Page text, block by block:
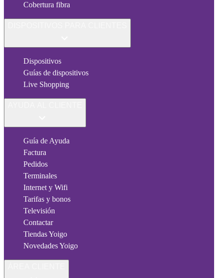
Cobertura fibra
Dispositivos
Guías de dispositivos
Live Shopping
Guía de Ayuda
Factura
Pedidos
Terminales
Internet y Wifi
Tarifas y bonos
Televisión
Contactar
Tiendas Yoigo
Novedades Yoigo